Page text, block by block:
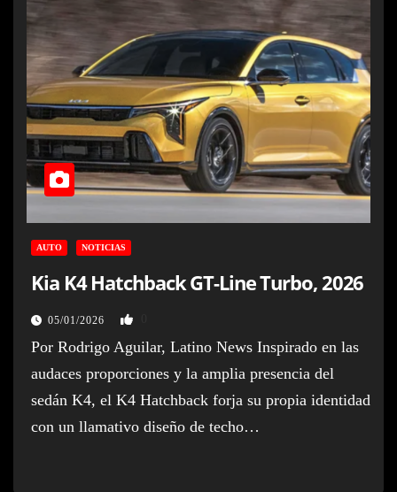
AUTO NOTICIAS
Kia K4 Hatchback GT-Line Turbo, 2026
05/01/2026
Por Rodrigo Aguilar, Latino News Inspirado en las
audaces proporciones y la amplia presencia del
sedán K4, el K4 Hatchback forja su propia identidad
con un llamativo diseño de techo…